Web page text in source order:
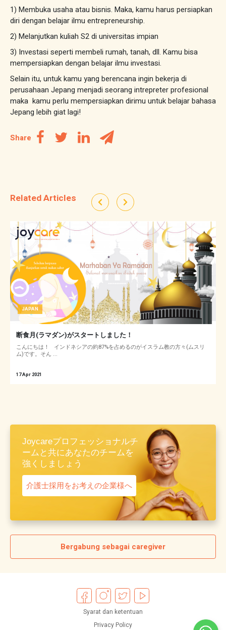
Share
1) Membuka usaha atau bisnis. Maka, kamu harus persiapkan
diri dengan belajar ilmu entrepreneurship.
2) Melanjutkan kuliah S2 di universitas impian
3) Investasi seperti membeli rumah, tanah, dll. Kamu bisa
mempersiapkan dengan belajar ilmu investasi.
Selain itu, untuk kamu yang berencana ingin bekerja di
perusahaan Jepang menjadi seorang intrepreter profesional
maka kamu perlu mempersiapkan dirimu untuk belajar bahasa
Jepang lebih giat lagi!
Related Articles
JAPAN
断食月(ラマダン)がスタートしました！
こんにちは！ インドネシアの約87%を占めるのがイスラム教の方々(ムスリ
ム)です。そん ...
17 Apr 2021
Joycareプロフェッショナルチ
ームと共にあなたのチームを
強くしましょう
介護士採用をお考えの企業様へ
Bergabung sebagai caregiver
Syarat dan ketentuan
Privacy Policy